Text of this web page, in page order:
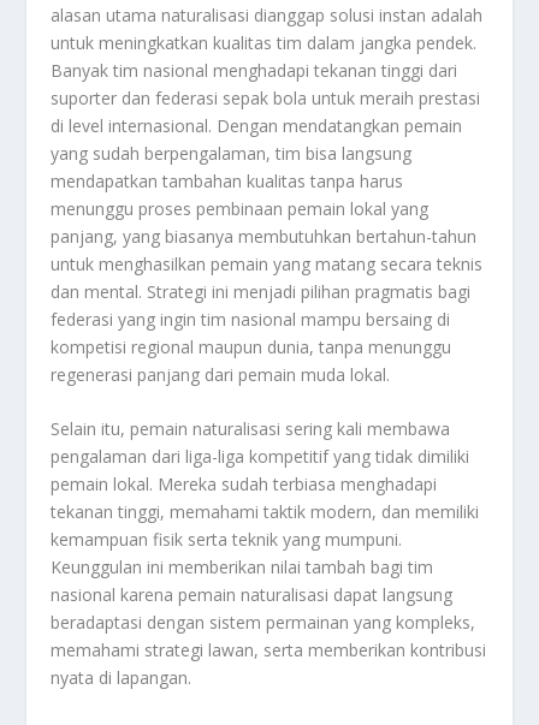
alasan utama naturalisasi dianggap solusi instan adalah
untuk meningkatkan kualitas tim dalam jangka pendek.
Banyak tim nasional menghadapi tekanan tinggi dari
suporter dan federasi sepak bola untuk meraih prestasi
di level internasional. Dengan mendatangkan pemain
yang sudah berpengalaman, tim bisa langsung
mendapatkan tambahan kualitas tanpa harus
menunggu proses pembinaan pemain lokal yang
panjang, yang biasanya membutuhkan bertahun-tahun
untuk menghasilkan pemain yang matang secara teknis
dan mental. Strategi ini menjadi pilihan pragmatis bagi
federasi yang ingin tim nasional mampu bersaing di
kompetisi regional maupun dunia, tanpa menunggu
regenerasi panjang dari pemain muda lokal.
Selain itu, pemain naturalisasi sering kali membawa
pengalaman dari liga-liga kompetitif yang tidak dimiliki
pemain lokal. Mereka sudah terbiasa menghadapi
tekanan tinggi, memahami taktik modern, dan memiliki
kemampuan fisik serta teknik yang mumpuni.
Keunggulan ini memberikan nilai tambah bagi tim
nasional karena pemain naturalisasi dapat langsung
beradaptasi dengan sistem permainan yang kompleks,
memahami strategi lawan, serta memberikan kontribusi
nyata di lapangan.